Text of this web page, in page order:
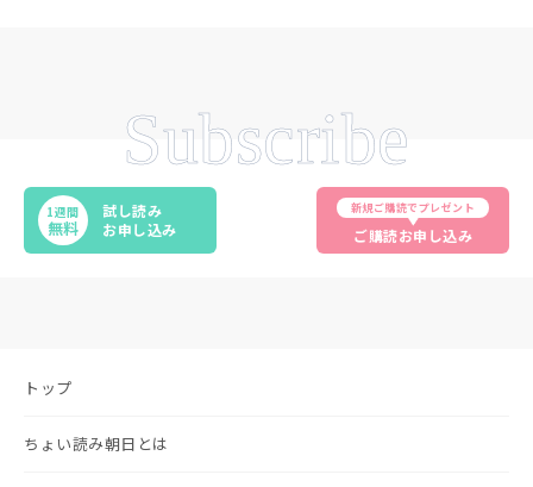
Subscribe
1週間
無料
試し読み
お申し込み
新規ご購読でプレゼント
ご購読お申し込み
トップ
ちょい読み朝日とは